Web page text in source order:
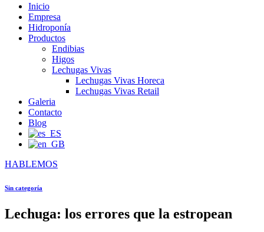
Inicio
Empresa
Hidroponía
Productos
Endibias
Higos
Lechugas Vivas
Lechugas Vivas Horeca
Lechugas Vivas Retail
Galeria
Contacto
Blog
HABLEMOS
Sin categoría
Lechuga: los errores que la estropean